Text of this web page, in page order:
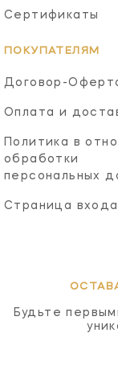
Сертификаты
ПОКУПАТЕЛЯМ
Договор-
Оплата и
Политика в
обработки
персональных
Страница входа
Будьте